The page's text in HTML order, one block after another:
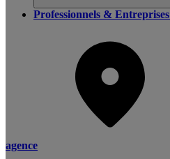
Professionnels & Entreprises
agence